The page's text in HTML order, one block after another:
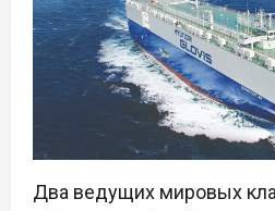
Два ведущих мировых